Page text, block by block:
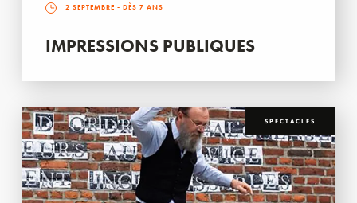
2 SEPTEMBRE - DÈS 7 ANS
IMPRESSIONS PUBLIQUES
SPECTACLES